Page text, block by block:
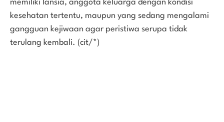
memiliki lansia, anggota keluarga dengan kondisi
kesehatan tertentu, maupun yang sedang mengalami
gangguan kejiwaan agar peristiwa serupa tidak
terulang kembali. (cit/*)